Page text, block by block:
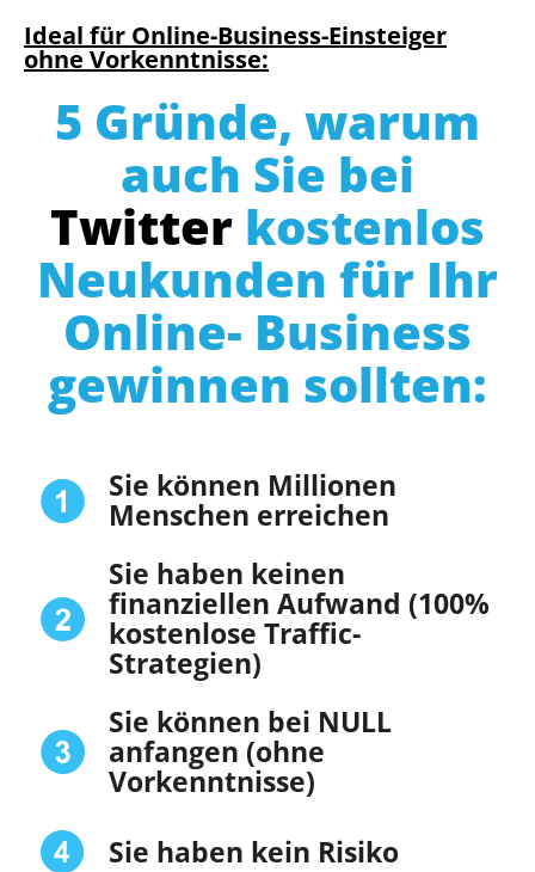
Ideal für Online-Business-Einsteiger
ohne Vorkenntnisse:
5 Gründe, warum
auch Sie bei
Twitter kostenlos
Neukunden für Ihr
Online- Business
gewinnen sollten:
Sie können Millionen
Menschen erreichen
Sie haben keinen
finanziellen Aufwand (100%
kostenlose Traffic-
Strategien)
Sie können bei NULL
anfangen (ohne
Vorkenntnisse)
Sie haben kein Risiko